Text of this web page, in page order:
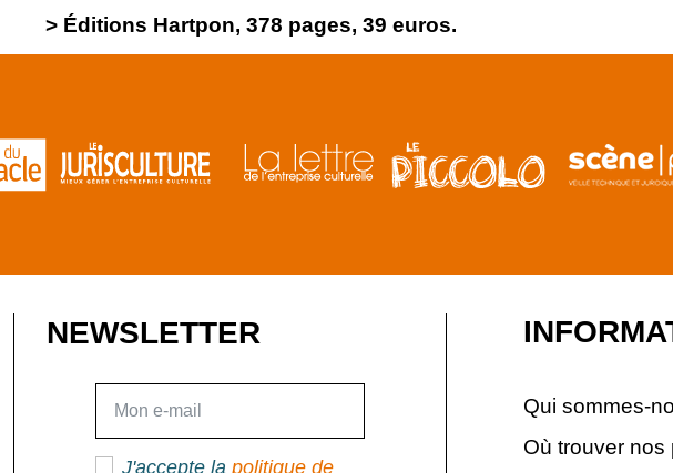
> Éditions Hartpon, 378 pages, 39 euros.
NEWSLETTER
J'accepte la politique de
Qui sommes-
Où trouver nos